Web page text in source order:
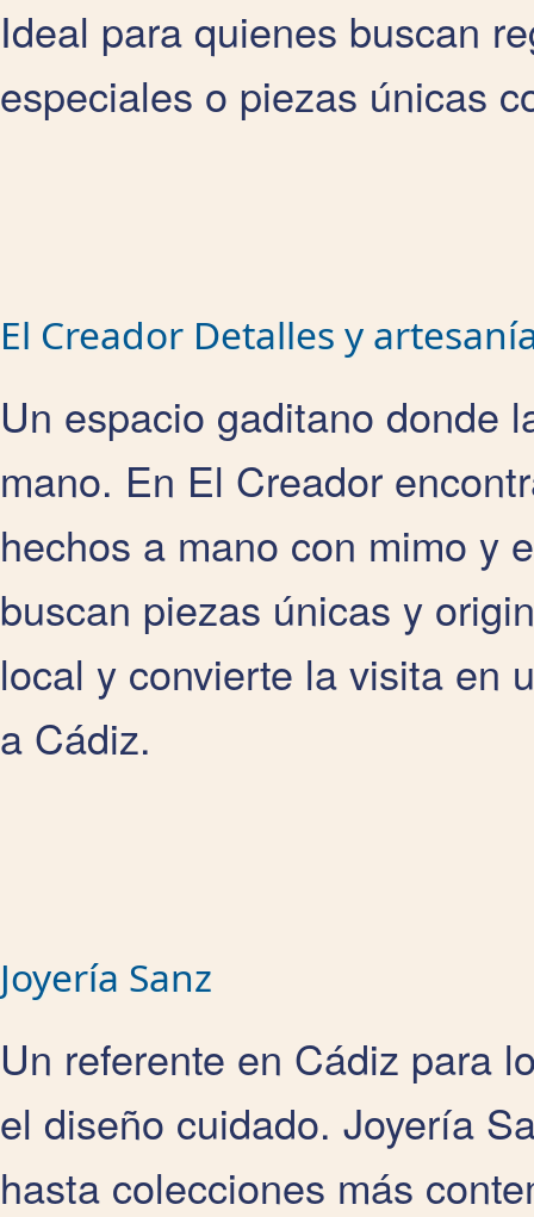
Ideal para quienes buscan
especiales o piezas únicas
El Creador Detalles y
Un espacio gaditano donde
mano. En El Creador
hechos a mano con mimo y
buscan piezas únicas y
local y convierte la visita en
a Cádiz.
Joyería Sanz
Un referente en Cádiz para
el diseño cuidado. Joyería
hasta colecciones más